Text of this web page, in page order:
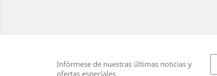
Infórmese de nuestras últimas noticias y
ofertas especiales